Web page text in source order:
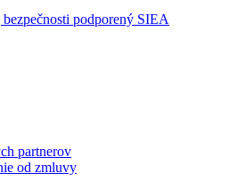
podporený SIEA
partnerov
od zmluvy